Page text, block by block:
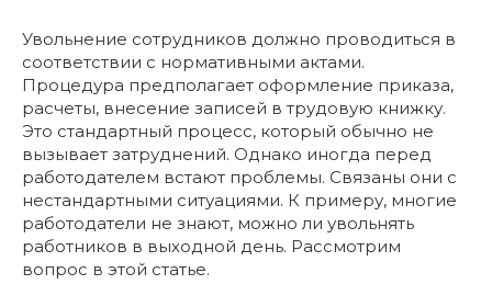
Увольнение сотрудников должно проводиться в
соответствии с нормативными актами.
Процедура предполагает оформление приказа,
расчеты, внесение записей в трудовую книжку.
Это стандартный процесс, который обычно не
вызывает затруднений. Однако иногда перед
работодателем встают проблемы. Связаны они с
нестандартными ситуациями. К примеру, многие
работодатели не знают, можно ли увольнять
работников в выходной день. Рассмотрим
вопрос в этой статье.